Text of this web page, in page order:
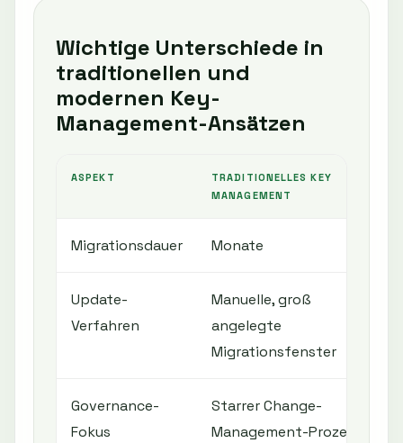
Wichtige Unterschiede in
traditionellen und
modernen Key-
Management-Ansätzen
ASPEKT
TRADITIONELLES KEY
MANAGEMENT
Migrationsdauer Monate
Update-
Verfahren
Manuelle, groß
angelegte
Migrationsfenster
Governance-
Fokus
Starrer Change-
Management-Prozess